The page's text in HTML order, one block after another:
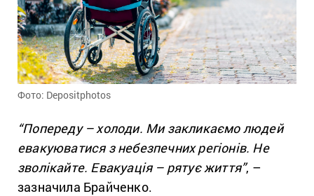
Фото: Depositphotos
“Попереду – холоди. Ми закликаємо людей
евакуюватися з небезпечних регіонів. Не
зволікайте. Евакуація – рятує життя”, –
зазначила Брайченко.